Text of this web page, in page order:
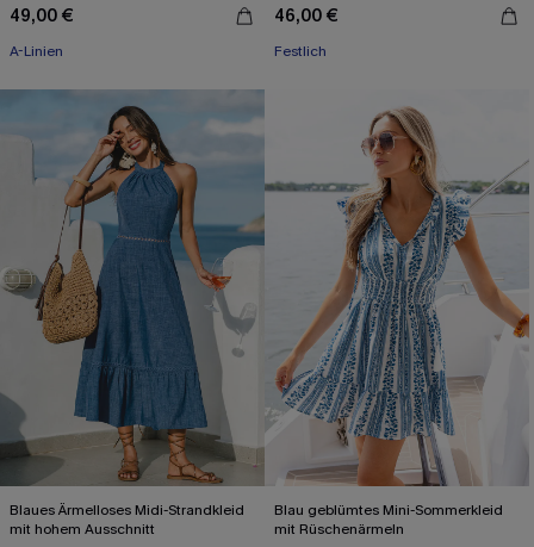
49,00 €
A-Linien
46,00 €
Festlich
Blaues Ärmelloses Midi-Strandkleid
mit hohem Ausschnitt
Blau geblümtes Mini-Sommerkleid
mit Rüschenärmeln